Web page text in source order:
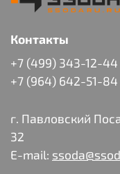
Контакты
+7 (499) 343-12-44
+7 (964) 642-51-84
г. Павловский
32
E-mail: